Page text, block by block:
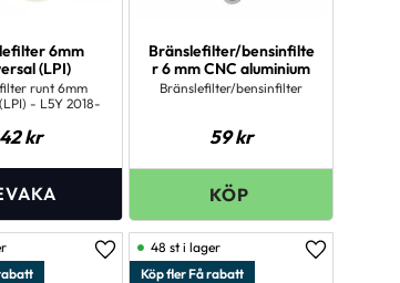
6mm
(LPI)
runt 6mm
- L5Y 2018-
42kr
Bränslefilter/bensinfilte
r 6 mm CNC aluminium
Bränslefilter/bensinfilter
59kr
Lägg till i favoriter
Köp fler Få rabatt
Lägg till i
48 st i lager